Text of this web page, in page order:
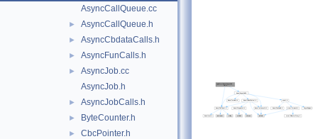
AsyncCallQueue.cc
► AsyncCallQueue.h
► AsyncCbdataCalls.h
► AsyncFunCalls.h
►
AsyncJob.cc
AsyncJob.h
► AsyncJobCalls.h
► ByteCounter.h
► CbcPointer.h